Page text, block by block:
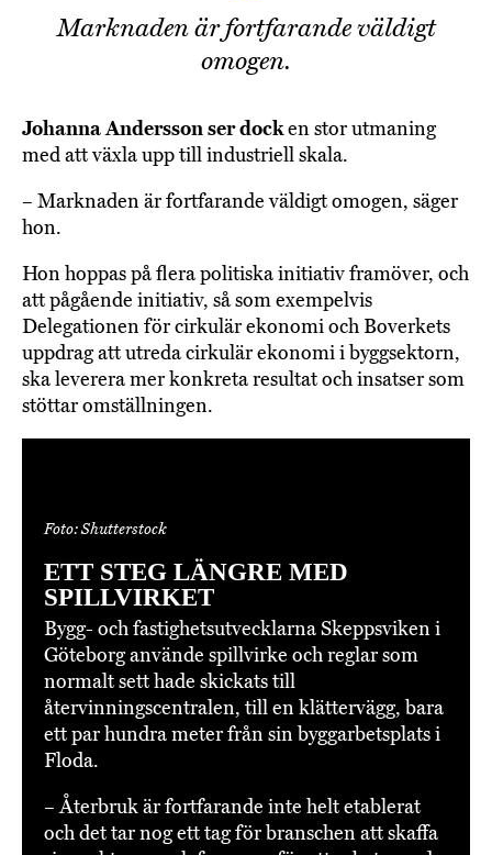
Marknaden är fortfarande väldigt
omogen.
Johanna Andersson ser docken stor utmaning
med att växla upp till industriell skala.
– Marknaden är fortfarande väldigt omogen, säger
hon.
Hon hoppas på flera politiska initiativ framöver, och
att pågående initiativ, så som exempelvis
Delegationen för cirkulär ekonomi och Boverkets
uppdrag att utreda cirkulär ekonomi i byggsektorn,
ska leverera mer konkreta resultat och insatser som
stöttar omställningen.
Foto: Shutterstock
ETT STEG LÄNGRE MED
SPILLVIRKET
Bygg- och fastighetsutvecklarna Skeppsviken i
Göteborg använde spillvirke och reglar som
normalt sett hade skickats till
återvinningscentralen, till en klättervägg, bara
ett par hundra meter från sin byggarbetsplats i
Floda.
– Återbruk är fortfarande inte helt etablerat
och det tar nog ett tag för branschen att skaffa